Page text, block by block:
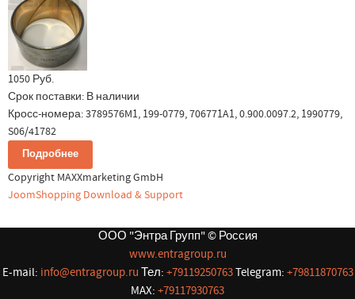
1050 Руб.
Срок поставки: В наличии
Кросс-номера: 3789576M1, 199-0779, 706771A1, 0.900.0097.2, 1990779,
S06/41782
Подробнее
Copyright MAXXmarketing GmbH
JoomShopping Download & Support
ООО "Энтра Групп" © Россия
www.entragroup.ru
E-mail: info@entragroup.ru Тел: +79119250763Telegram: +79811870763
MAX: +79117930763